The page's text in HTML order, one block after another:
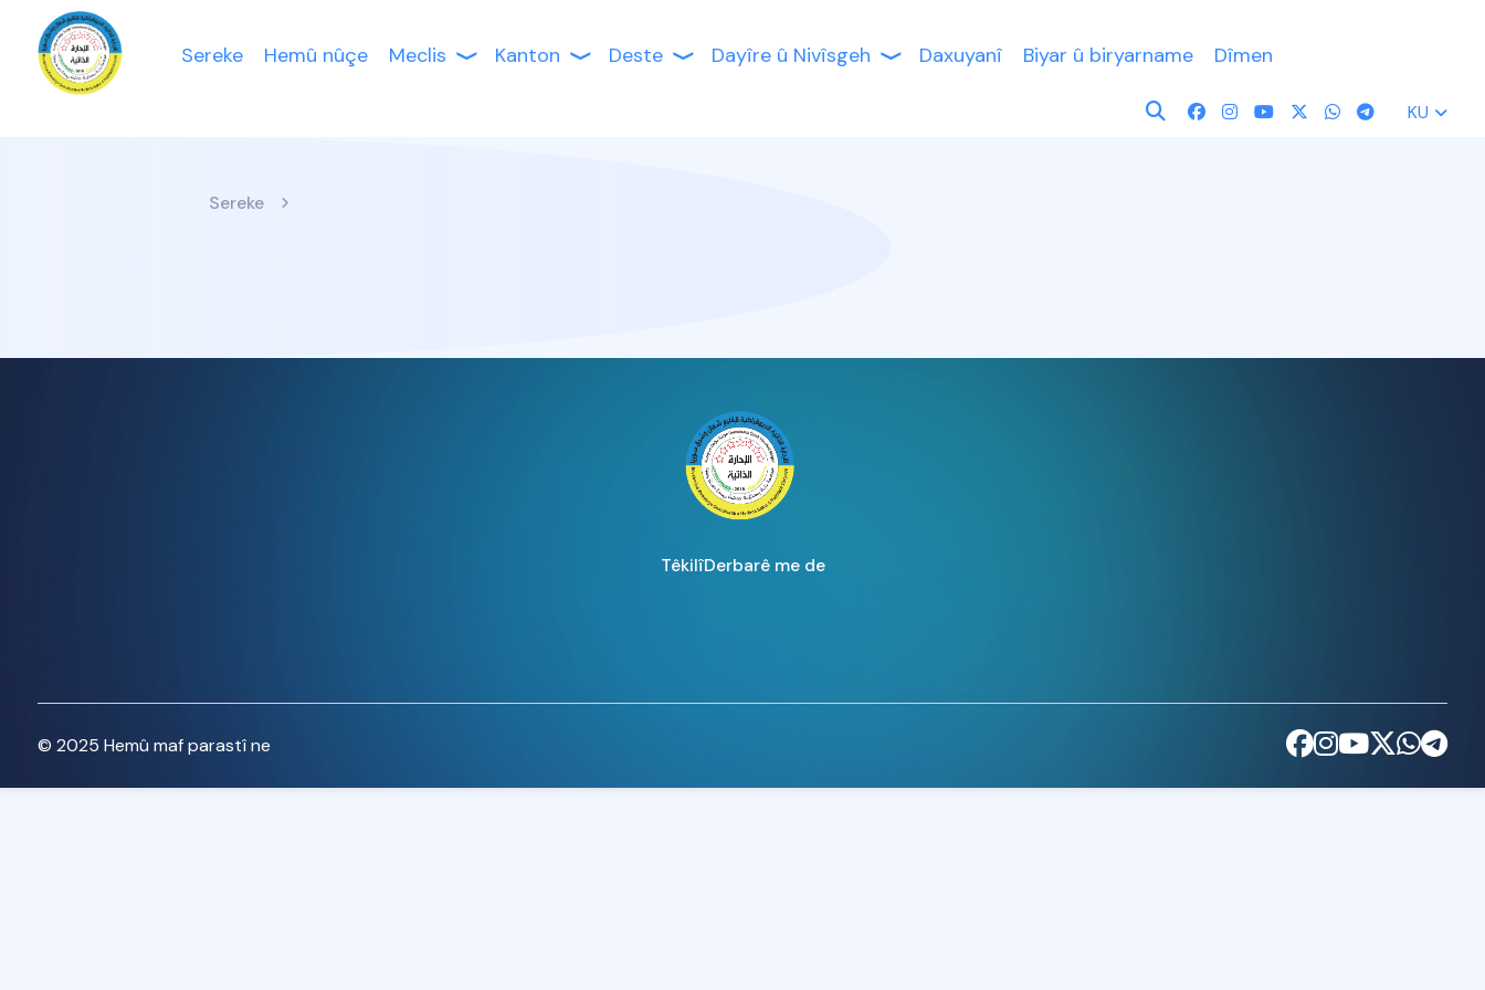
Sereke Hemû nûçe Meclis Kanton Deste Dayîre û Nivîsgeh Daxuyanî Biyar û biryarname Dîmen
KU
Sereke
Derbarê me de
Têkilî
© 2025 Hemû maf parastî ne